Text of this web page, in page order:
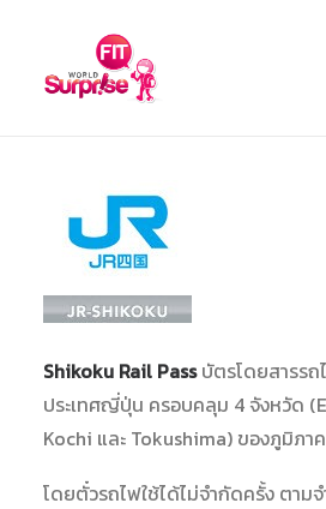
PROMOTIONS
จองรถเช่า
ท่องเที่ยวอิสระ
ตั๋วเข้าชม
ตั๋วเครื่องบิน
เรือสำราญ
Shikoku Rail Passบัตรโดยสารร
ประเทศญี่ปุ่น ครอบคลุม 4 จังหวัด
Kochi และ Tokushima) ของภูมิภา
โดยตั๋วรถไฟใช้ได้ไม่จำกัดครั้ง ตามจ